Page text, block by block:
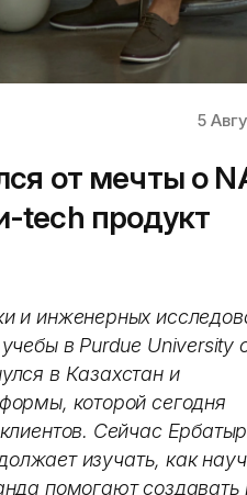
5
от мечты о
tech продукт
и инженерных
в Purdue University
в Казахстан и
которой сегодня
Сейчас
изучать, как
помогают создавать